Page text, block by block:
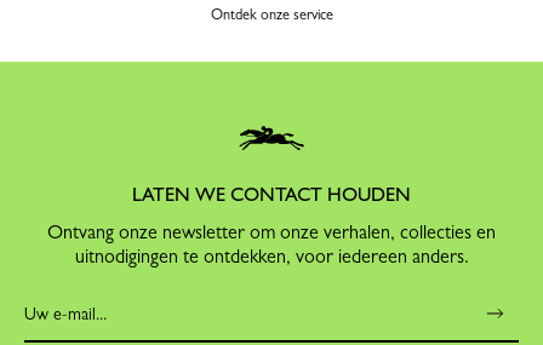
Ontdek onze service
LATEN WE CONTACT HOUDEN
Ontvang onze newsletter om onze verhalen, collecties en
uitnodigingen te ontdekken, voor iedereen anders.